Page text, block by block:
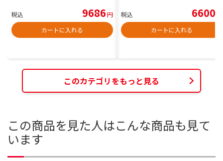
税込 9686円
カートに入れる
税込 6600
カートに入れる
このカテゴリをもっと見る
この商品を見た人はこんな商品も見て
います